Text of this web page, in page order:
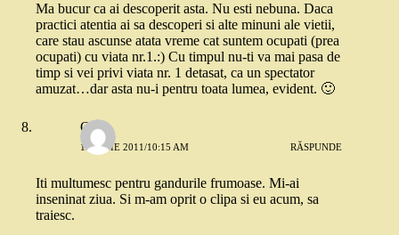
Ma bucur ca ai descoperit asta. Nu esti nebuna. Daca
practici atentia ai sa descoperi si alte minuni ale vietii,
care stau ascunse atata vreme cat suntem ocupati (prea
ocupati) cu viata nr.1.:) Cu timpul nu-ti va mai pasa de
timp si vei privi viata nr. 1 detasat, ca un spectator
amuzat…dar asta nu-i pentru toata lumea, evident. 🙂
Oana
19 IULIE 2011/10:15 AM RĂSPUNDE
Iti multumesc pentru gandurile frumoase. Mi-ai
inseninat ziua. Si m-am oprit o clipa si eu acum, sa
traiesc.